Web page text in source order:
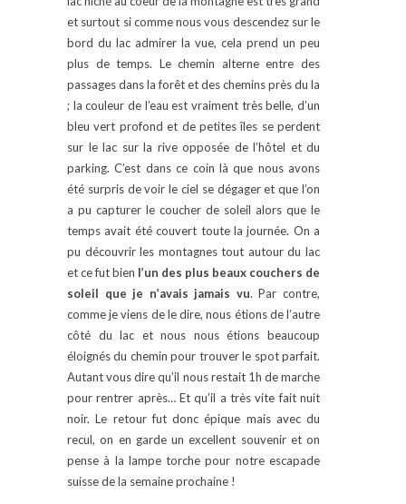
et surtout si comme nous vous descendez sur le
bord du lac admirer la vue, cela prend un peu
plus de temps. Le chemin alterne entre des
passages dans la forêt et des chemins près du la
; la couleur de l’eau est vraiment très belle, d’un
bleu vert profond et de petites îles se perdent
sur le lac sur la rive opposée de l’hôtel et du
parking. C’est dans ce coin là que nous avons
été surpris de voir le ciel se dégager et que l’on
a pu capturer le coucher de soleil alors que le
temps avait été couvert toute la journée. On a
pu découvrir les montagnes tout autour du lac
et ce fut bien l’un des plus beaux couchers de
soleil que je n’avais jamais vu. Par contre,
comme je viens de le dire, nous étions de l’autre
côté du lac et nous nous étions beaucoup
éloignés du chemin pour trouver le spot parfait.
Autant vous dire qu’il nous restait 1h de marche
pour rentrer après… Et qu’il a très vite fait nuit
noir. Le retour fut donc épique mais avec du
recul, on en garde un excellent souvenir et on
pense à la lampe torche pour notre escapade
suisse de la semaine prochaine !